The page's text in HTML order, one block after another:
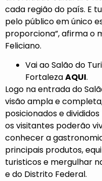
cada região do país. E
pelo público em único
proporciona”, afirma o
Feliciano.
Vai ao Salão do
FortalezaAQUI.
Logo na entrada do
visão ampla e
posicionados e
os visitantes poderão
conhecer a
principais produtos,
turisticos e mergulhar
e do Distrito Federal.